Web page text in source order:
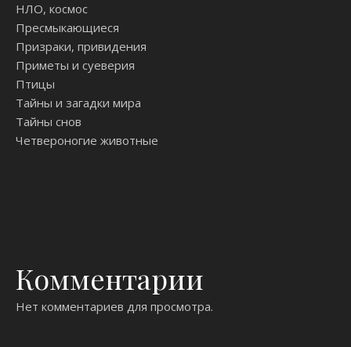
НЛО, космос
Пресмыкающиеся
Призраки, привидения
Приметы и суеверия
Птицы
Тайны и загадки мира
Тайны снов
Четвероногие животные
Комментарии
Нет комментариев для просмотра.